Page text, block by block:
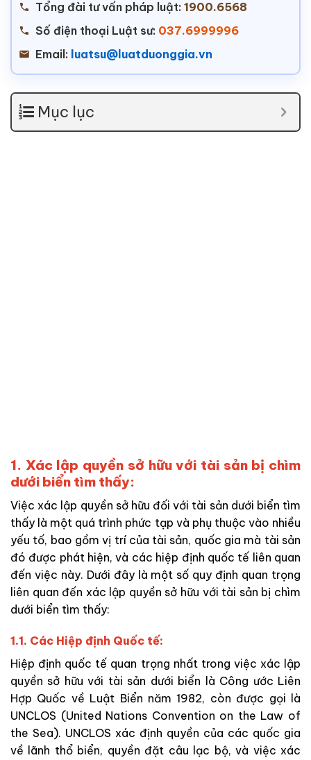
Tổng đài tư vấn pháp luật: 1900.6568
Số điện thoại Luật sư: 037.6999996
Email: luatsu@luatduonggia.vn
Mục lục
1. Xác lập quyền sở hữu với tài sản bị chìm
dưới biển tìm thấy:
Việc xác lập quyền sở hữu đối với tài sản dưới biển tìm
thấy là một quá trình phức tạp và phụ thuộc vào nhiều
yếu tố, bao gồm vị trí của tài sản, quốc gia mà tài sản
đó được phát hiện, và các hiệp định quốc tế liên quan
đến việc này. Dưới đây là một số quy định quan trọng
liên quan đến xác lập quyền sở hữu với tài sản bị chìm
dưới biển tìm thấy:
1.1. Các Hiệp định Quốc tế:
Hiệp định quốc tế quan trọng nhất trong việc xác lập
quyền sở hữu với tài sản dưới biển là Công ước Liên
Hợp Quốc về Luật Biển năm 1982, còn được gọi là
UNCLOS (United Nations Convention on the Law of
the Sea). UNCLOS xác định quyền của các quốc gia
về lãnh thổ biển, quyền đặt câu lạc bộ, và việc xác